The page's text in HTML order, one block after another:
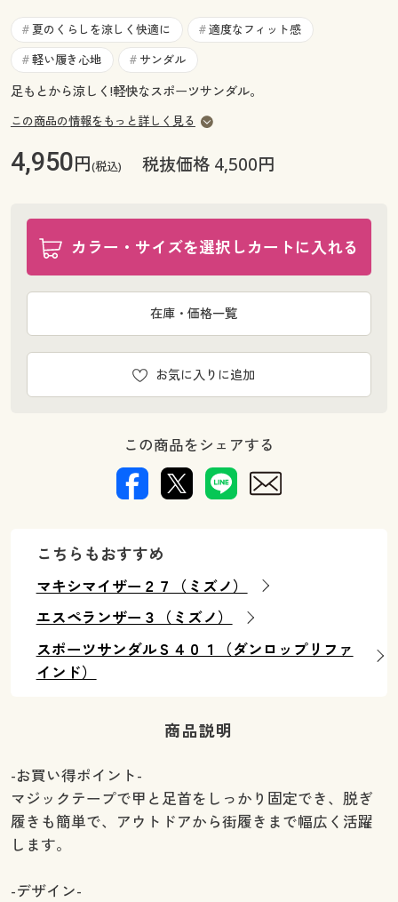
お気に入り
サポート
ご利用ガイド
よくある質問とお問い合わせ
ご利用ガイド
よくある質問とお問い合わせ
# 夏のくらしを涼しく快適に # 適度なフィット感
# 軽い履き心地 # サンダル
足もとから涼しく!軽快なスポーツサンダル。
この商品の情報をもっと詳しく見る
4,950円(税込) 税抜価格 4,500円
カラー・サイズを選択しカートに入れる
お気に入りに追加
在庫・価格一覧
この商品をシェアする
こちらもおすすめ
マキシマイザー２７（ミズノ）
エスペランザー３（ミズノ）
スポーツサンダルＳ４０１（ダンロップリファ
インド）
商品説明
-お買い得ポイント-
マジックテープで甲と足首をしっかり固定でき、脱ぎ
履きも簡単で、アウトドアから街履きまで幅広く活躍
します。
-デザイン-